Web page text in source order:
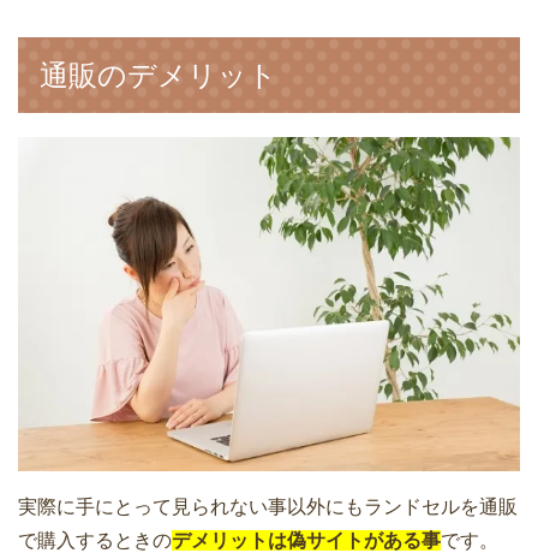
通販のデメリット
実際に手にとって見られない事以外にもランドセルを通販
で購入するときのデメリットは偽サイトがある事です。